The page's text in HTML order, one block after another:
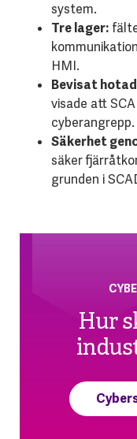
system.
Tre lager:
HMI.
Bevisat
visade att
cyberangrepp.
Säkerhet
säker
grunden i
Hur